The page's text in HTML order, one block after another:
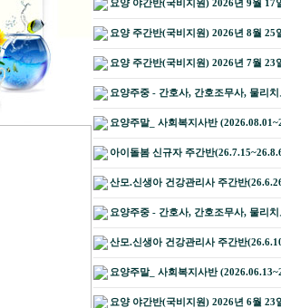
요양 야간반(국비지원) 2026년 9월 17
요양 주간반(국비지원) 2026년 8월
요양 주간반(국비지원) 2026년 7월
요양주중 - 간호사, 간호조무사, 물리
요양주말_ 사회복지사반
아이돌봄 신규자 주간반
산모.신생아 건강관리사 주간반
요양주중 - 간호사, 간호조무사, 물리
산모.신생아 건강관리사 주간반
요양주말_ 사회복지사반
요양 야간반(국비지원) 2026년 6월